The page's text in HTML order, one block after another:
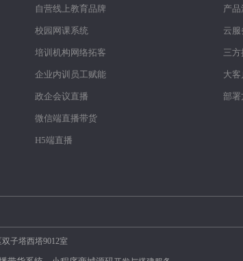
自营线上教育品牌
校园网课系统
培训机构网络拓客
企业内训员工赋能
政企会议直播
微信端直播带货
H5端直播
产品
云服
三方
大客
部署
子塔西塔9012室